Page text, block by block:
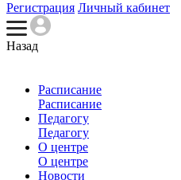
Регистрация Личный кабинет
Назад
Расписание
Расписание
Педагогу
Педагогу
О центре
О центре
Новости